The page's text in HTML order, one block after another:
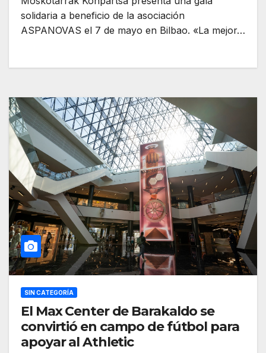
solidaria a beneficio de la asociación
ASPANOVAS el 7 de mayo en Bilbao. «La mejor…
SIN CATEGORÍA
El Max Center de Barakaldo se
convirtió en campo de fútbol para
apoyar al Athletic